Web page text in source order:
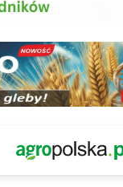
Main Logo